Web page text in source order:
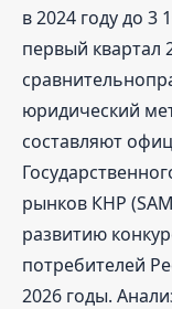
в 2024 году до 3
первый квартал
юридический
составляют
рынков КНР
развитию
потребителей
2026 годы.